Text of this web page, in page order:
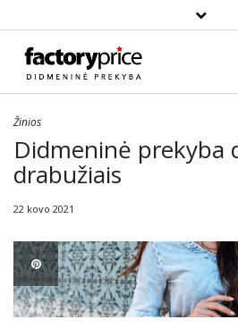
Paieška
Žinios
Didmeninė prekyba
drabužiais
22 kovo 2021